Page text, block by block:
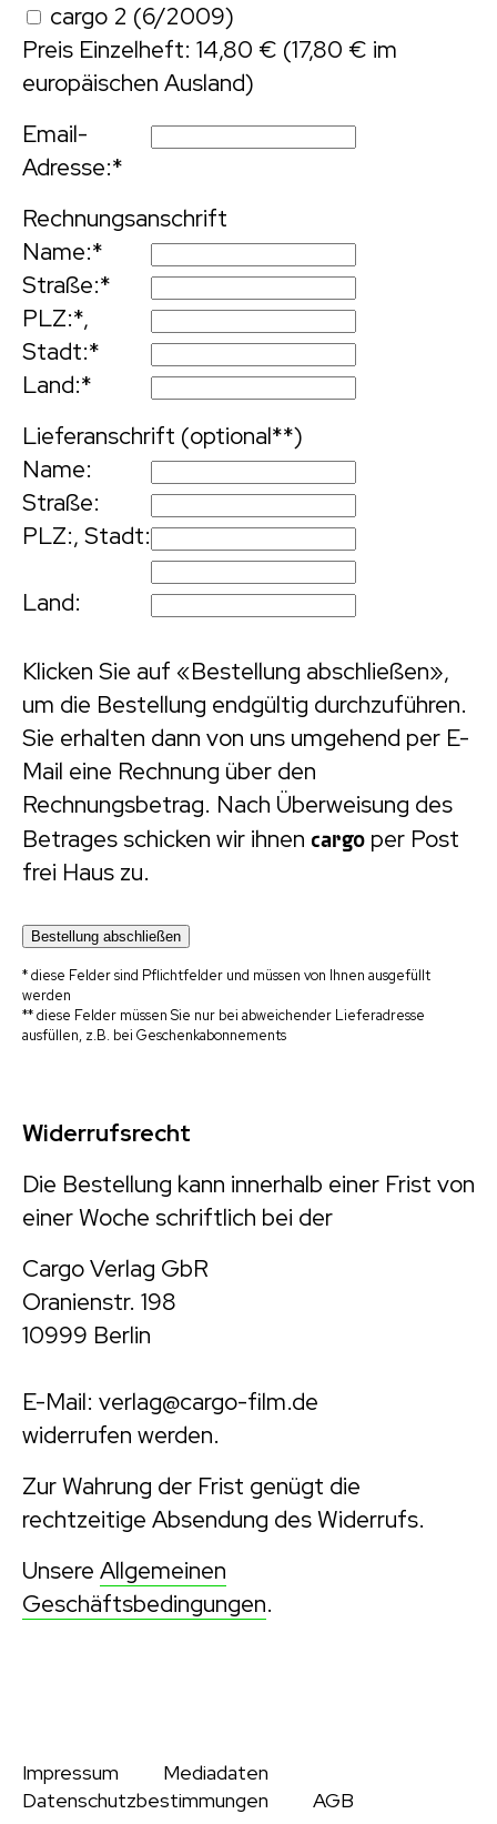
cargo 2 (6/2009)
Preis Einzelheft: 14,80 € (17,80 € im
europäischen Ausland)
Email-
Adresse:*
Rechnungsanschrift
Name:*
Straße:*
PLZ:*,
Stadt:*
Land:*
Lieferanschrift (optional**)
Name:
Straße:
PLZ:, Stadt:
Land:
Klicken Sie auf «Bestellung abschließen»,
um die Bestellung endgültig durchzuführen.
Sie erhalten dann von uns umgehend per E-
Mail eine Rechnung über den
Rechnungsbetrag. Nach Überweisung des
Betrages schicken wir ihnen cargo per Post
frei Haus zu.
* diese Felder sind Pflichtfelder und müssen von Ihnen ausgefüllt
werden
** diese Felder müssen Sie nur bei abweichender Lieferadresse
ausfüllen, z.B. bei Geschenkabonnements
Widerrufsrecht
Die Bestellung kann innerhalb einer Frist von
einer Woche schriftlich bei der
Cargo Verlag GbR
Oranienstr. 198
10999 Berlin
E-Mail: verlag@cargo-film.de
widerrufen werden.
Zur Wahrung der Frist genügt die
rechtzeitige Absendung des Widerrufs.
Unsere Allgemeinen
Geschäftsbedingungen.
Impressum
Mediadaten
Datenschutzbestimmungen
AGB